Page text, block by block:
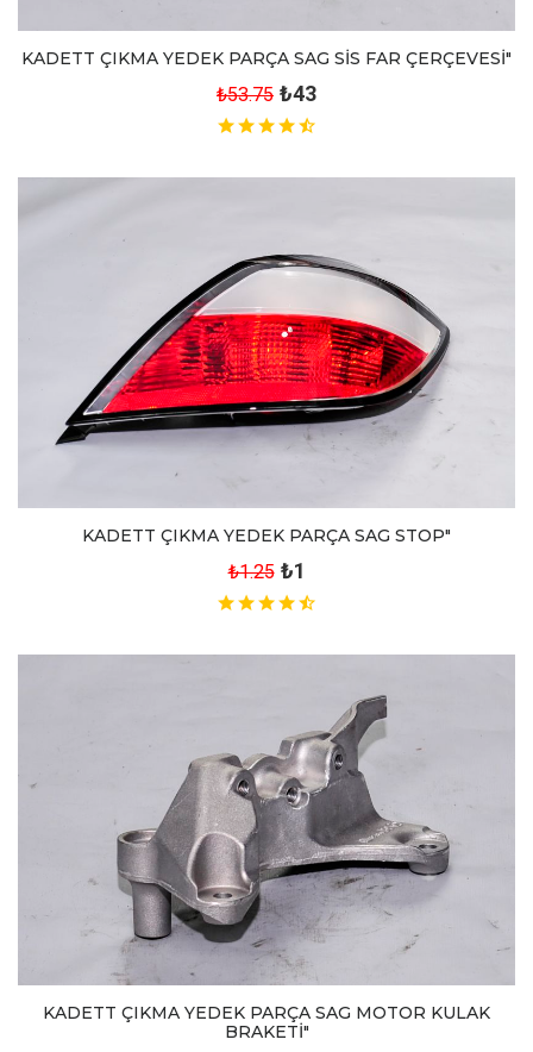
KADETT ÇIKMA YEDEK PARÇA SAG SİS FAR ÇERÇEVESİ"
₺53.75 ₺43
KADETT ÇIKMA YEDEK PARÇA SAG STOP"
₺1.25 ₺1
KADETT ÇIKMA YEDEK PARÇA SAG MOTOR KULAK
BRAKETİ"